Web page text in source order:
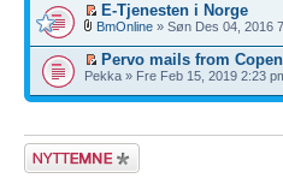
E-Tjenesten i Norge
BmOnline » Søn Des 04, 2016
Pervo mails from
Pekka » Fre Feb 15, 2019 2:23
Legg inn et nytt
emne